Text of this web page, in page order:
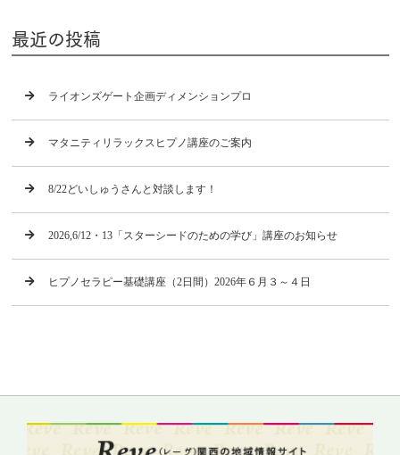
最近の投稿
ライオンズゲート企画ディメンションプロ
マタニティリラックスヒプノ講座のご案内
8/22どいしゅうさんと対談します！
2026,6/12・13「スターシードのための学び」講座のお知らせ
ヒプノセラピー基礎講座（2日間）2026年６月３～４日